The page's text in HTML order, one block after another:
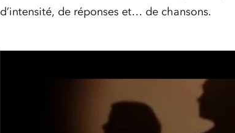
d’intensité, de réponses et… de chansons.